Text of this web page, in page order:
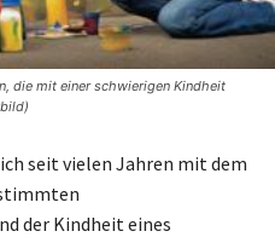
die mit einer schwierigen Kindheit
seit vielen Jahren mit dem
der Kindheit eines